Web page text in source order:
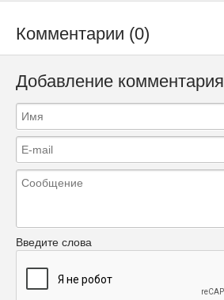
Комментарии (0)
Добавление комментария
Введите слова